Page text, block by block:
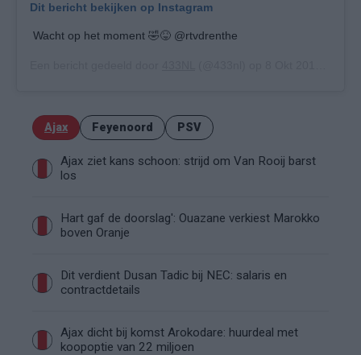
Dit bericht bekijken op Instagram
Wacht op het moment 🤣😝 @rtvdrenthe
Ajax Feyenoord PSV
Ajax ziet kans schoon: strijd om Van Rooij barst
los
Hart gaf de doorslag': Ouazane verkiest Marokko
boven Oranje
Dit verdient Dusan Tadic bij NEC: salaris en
contractdetails
Ajax dicht bij komst Arokodare: huurdeal met
koopoptie van 22 miljoen